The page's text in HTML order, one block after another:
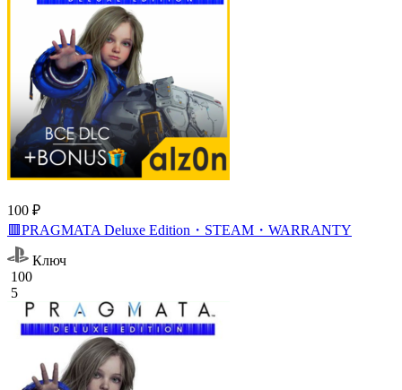
100 ₽
🟥PRAGMATA Deluxe Edition・STEAM・WARRANTY
Ключ
100
5